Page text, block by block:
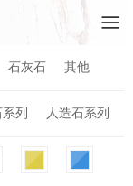
石灰石 其他
列 人造石系列